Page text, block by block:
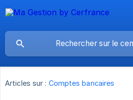
Articles sur : Comptes bancaires